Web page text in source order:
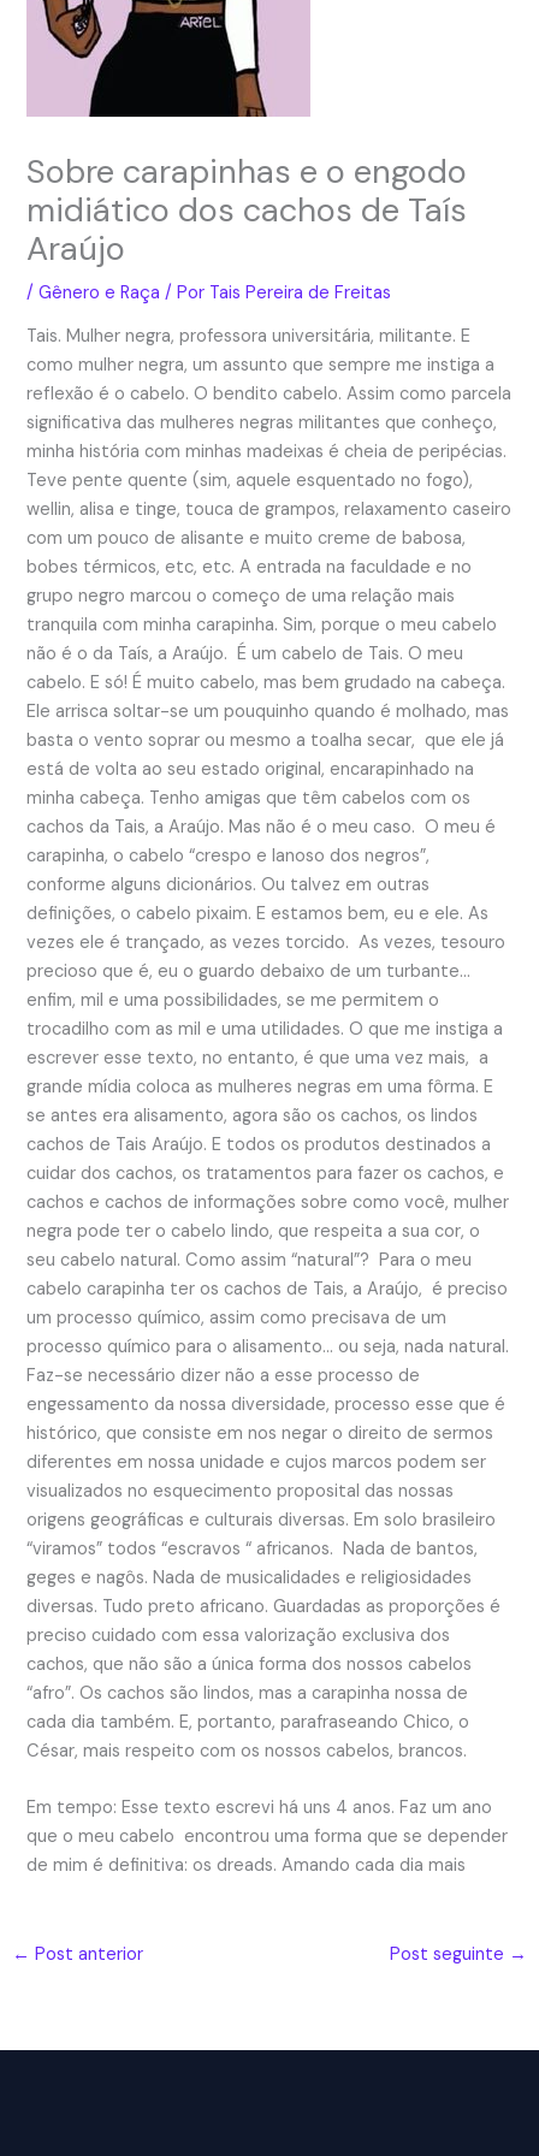
Sobre carapinhas e o engodo
midiático dos cachos de Taís
Araújo
/Gênero e Raça / Por Tais Pereira de Freitas
Tais. Mulher negra, professora universitária, militante. E
como mulher negra, um assunto que sempre me instiga a
reflexão é o cabelo. O bendito cabelo. Assim como parcela
significativa das mulheres negras militantes que conheço,
minha história com minhas madeixas é cheia de peripécias.
Teve pente quente (sim, aquele esquentado no fogo),
wellin, alisa e tinge, touca de grampos, relaxamento caseiro
com um pouco de alisante e muito creme de babosa,
bobes térmicos, etc, etc. A entrada na faculdade e no
grupo negro marcou o começo de uma relação mais
tranquila com minha carapinha. Sim, porque o meu cabelo
não é o da Taís, a Araújo. É um cabelo de Tais. O meu
cabelo. E só! É muito cabelo, mas bem grudado na cabeça.
Ele arrisca soltar-se um pouquinho quando é molhado, mas
basta o vento soprar ou mesmo a toalha secar, que ele já
está de volta ao seu estado original, encarapinhado na
minha cabeça. Tenho amigas que têm cabelos com os
cachos da Tais, a Araújo. Mas não é o meu caso. O meu é
carapinha, o cabelo “crespo e lanoso dos negros”,
conforme alguns dicionários. Ou talvez em outras
definições, o cabelo pixaim. E estamos bem, eu e ele. As
vezes ele é trançado, as vezes torcido. As vezes, tesouro
precioso que é, eu o guardo debaixo de um turbante…
enfim, mil e uma possibilidades, se me permitem o
trocadilho com as mil e uma utilidades. O que me instiga a
escrever esse texto, no entanto, é que uma vez mais, a
grande mídia coloca as mulheres negras em uma fôrma. E
se antes era alisamento, agora são os cachos, os lindos
cachos de Tais Araújo. E todos os produtos destinados a
cuidar dos cachos, os tratamentos para fazer os cachos, e
cachos e cachos de informações sobre como você, mulher
negra pode ter o cabelo lindo, que respeita a sua cor, o
seu cabelo natural. Como assim “natural”? Para o meu
cabelo carapinha ter os cachos de Tais, a Araújo, é preciso
um processo químico, assim como precisava de um
processo químico para o alisamento… ou seja, nada natural.
Faz-se necessário dizer não a esse processo de
engessamento da nossa diversidade, processo esse que é
histórico, que consiste em nos negar o direito de sermos
diferentes em nossa unidade e cujos marcos podem ser
visualizados no esquecimento proposital das nossas
origens geográficas e culturais diversas. Em solo brasileiro
“viramos” todos “escravos “ africanos. Nada de bantos,
geges e nagôs. Nada de musicalidades e religiosidades
diversas. Tudo preto africano. Guardadas as proporções é
preciso cuidado com essa valorização exclusiva dos
cachos, que não são a única forma dos nossos cabelos
“afro”. Os cachos são lindos, mas a carapinha nossa de
cada dia também. E, portanto, parafraseando Chico, o
César, mais respeito com os nossos cabelos, brancos.
Em tempo: Esse texto escrevi há uns 4 anos. Faz um ano
que o meu cabelo encontrou uma forma que se depender
de mim é definitiva: os dreads. Amando cada dia mais
← Post anterior Post seguinte →